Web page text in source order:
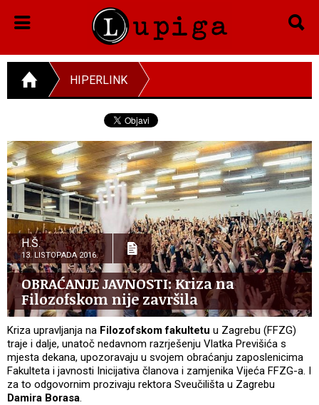
HIPERLINK
H.Š.
13. LISTOPADA 2016.
OBRAĆANJE JAVNOSTI: Kriza na
Filozofskom nije završila
Kriza upravljanja na Filozofskom fakultetu u Zagrebu (FFZG)
traje i dalje, unatoč nedavnom razrješenju Vlatka Previšića s
mjesta dekana, upozoravaju u svojem obraćanju zaposlenicima
Fakulteta i javnosti Inicijativa članova i zamjenika Vijeća FFZG-a. I
za to odgovornim prozivaju rektora Sveučilišta u Zagrebu
Damira Borasa.